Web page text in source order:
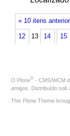
« 10 itens
12 13 14 15
O Plone® - CMS/WCM
amigos. Distribuído sob
This Plone Theme